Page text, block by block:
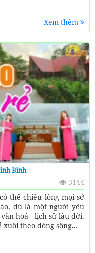
Xem thêm
Bình
3144
thể chiều lòng mọi sở
dù là một người yêu
hoá - lịch sử lâu đời.
theo dòng sông...